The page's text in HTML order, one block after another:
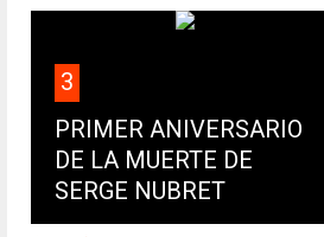
3
PRIMER ANIVERSARIO
DE LA MUERTE DE
SERGE NUBRET